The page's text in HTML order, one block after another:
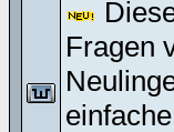
Fragen